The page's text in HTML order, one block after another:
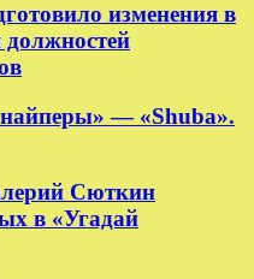
изменения в
должностей
— «Shuba».
Сюткин
в «Угадай